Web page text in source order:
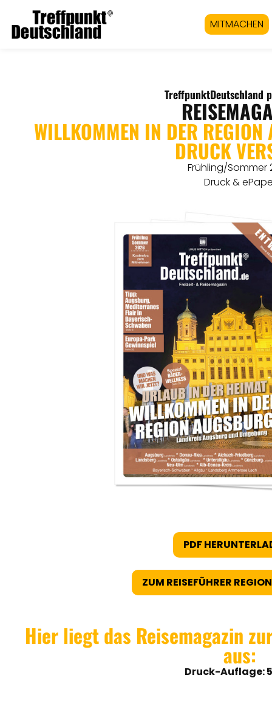
MITMACHEN
TreffpunktDeutschland
WILLKOMMEN IN DER REGION
DRUCK
Frühling/Sommer
Druck &
PDF
ZUM REISEFÜHRER
Hier liegt das Reisemagazin
aus:
Druck-Auflage: 5